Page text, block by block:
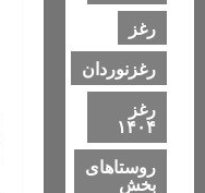
رغز
رغزنوردان
رغز
۱۴۰۴
روستاهای
بخش